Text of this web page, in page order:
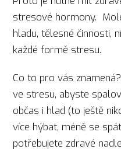
stresové hormony.
hladu, tělesné činnosti,
každé formě stresu.
Co to pro vás
ve stresu, abyste
občas i hlad (to ještě
více hýbat, méně se
potřebujete zdravé